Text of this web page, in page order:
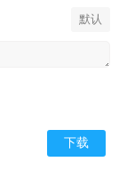
默认
下载